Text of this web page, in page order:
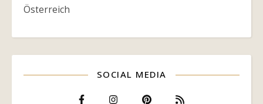
Österreich
SOCIAL MEDIA